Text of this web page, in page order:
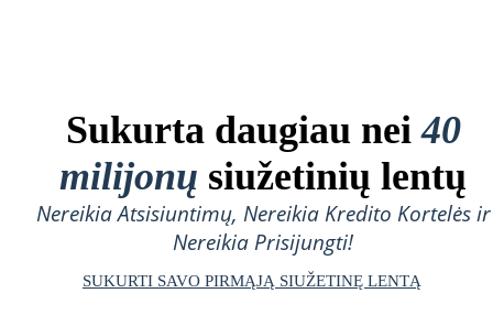
Sukurta daugiau nei40
milijonų siužetinių lentų
Nereikia Atsisiuntimų, Nereikia Kredito Kortelės ir
Nereikia Prisijungti!
SUKURTI SAVO PIRMĄJĄ SIUŽETINĘ LENTĄ